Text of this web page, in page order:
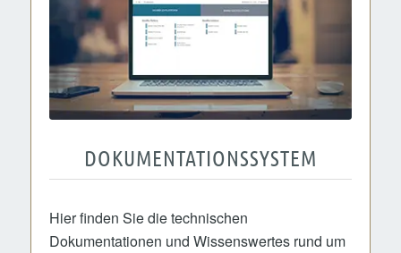
DOKUMENTATIONSSYSTEM
Hier finden Sie die technischen
Dokumentationen und Wissenswertes rund um